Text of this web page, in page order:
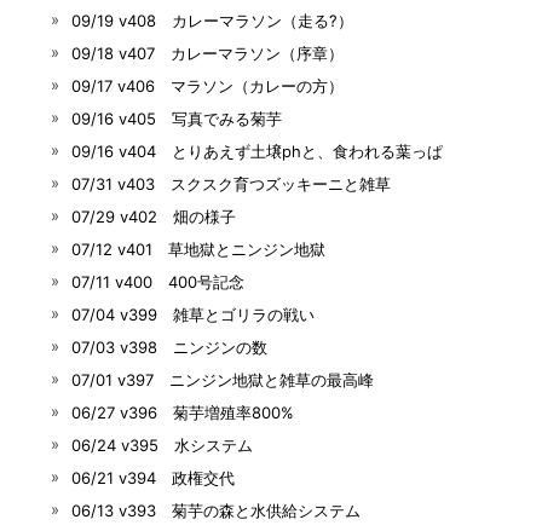
09/19 v408 カレーマラソン（走る?）
09/18 v407 カレーマラソン（序章）
09/17 v406 マラソン（カレーの方）
09/16 v405 写真でみる菊芋
09/16 v404 とりあえず土壌phと、食われる葉っぱ
07/31 v403 スクスク育つズッキーニと雑草
07/29 v402 畑の様子
07/12 v401 草地獄とニンジン地獄
07/11 v400 400号記念
07/04 v399 雑草とゴリラの戦い
07/03 v398 ニンジンの数
07/01 v397 ニンジン地獄と雑草の最高峰
06/27 v396 菊芋増殖率800%
06/24 v395 水システム
06/21 v394 政権交代
06/13 v393 菊芋の森と水供給システム